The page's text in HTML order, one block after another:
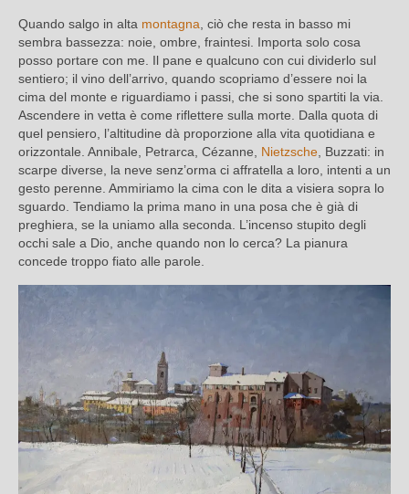
Quando salgo in alta montagna , ciò che resta in basso mi
sembra bassezza: noie, ombre, fraintesi. Importa solo cosa
posso portare con me. Il pane e qualcuno con cui dividerlo sul
sentiero; il vino dell’arrivo, quando scopriamo d’essere noi la
cima del monte e riguardiamo i passi, che si sono spartiti la via.
Ascendere in vetta è come riflettere sulla morte. Dalla quota di
quel pensiero, l’altitudine dà proporzione alla vita quotidiana e
orizzontale. Annibale, Petrarca, Cézanne, Nietzsche , Buzzati: in
scarpe diverse, la neve senz’orma ci affratella a loro, intenti a un
gesto perenne. Ammiriamo la cima con le dita a visiera sopra lo
sguardo. Tendiamo la prima mano in una posa che è già di
preghiera, se la uniamo alla seconda. L’incenso stupito degli
occhi sale a Dio, anche quando non lo cerca? La pianura
concede troppo fiato alle parole.